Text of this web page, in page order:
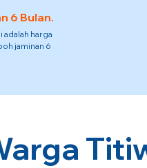
6 Bulan.
adalah harga
jaminan 6